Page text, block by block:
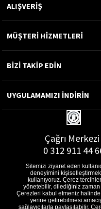
ALIŞVERİŞ
MÜŞTERİ HİZMETLERİ
BİZİ TAKİP EDİN
UYGULAMAMIZI İNDİRİN
Çağrı Merkezi
0 312 911 44
E-
Sitemizi ziyaret eden
deneyimini
kullanıyoruz. Çerez
yönetebilir, dilediğiniz zaman
Çerezleri kabul etmeniz
yerine getirebilmesi
sağlayıcılarla paylaşılabilir.